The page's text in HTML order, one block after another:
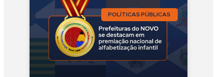
POLÍTICAS PÚBLICAS